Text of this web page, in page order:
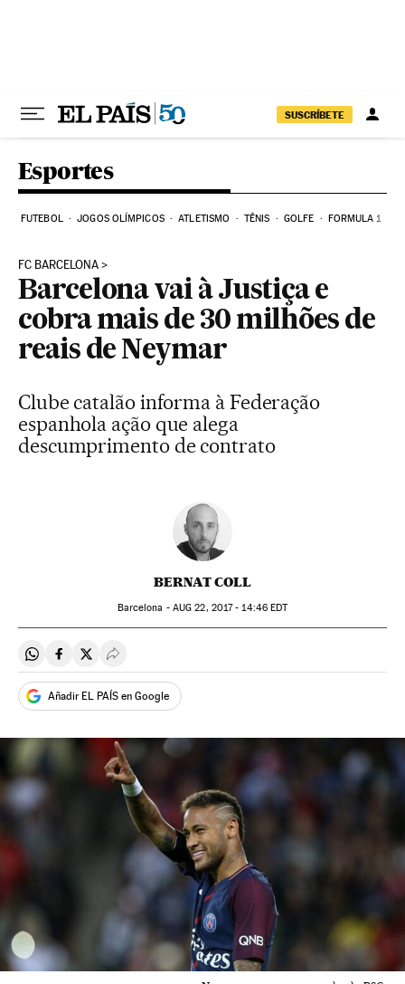
SUSCRÍBETE
Esportes
FUTEBOL JOGOS OLÍMPICOS ATLETISMO TÊNIS GOLFE FORMULA 1
FC BARCELONA
Barcelona vai à Justiça e
cobra mais de 30 milhões de
reais de Neymar
Clube catalão informa à Federação
espanhola ação que alega
descumprimento de contrato
BERNAT COLL
Barcelona - AUG 22, 2017 - 14:46EDT
Compartir en Whatsapp
Compartir en Facebook
Compartir en Twitter
Desplegar Redes Sociales
Añadir EL PAÍS en Google